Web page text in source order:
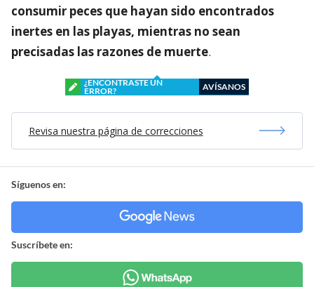
consumir peces que hayan sido encontrados
inertes en las playas, mientras no sean
precisadas las razones de muerte.
¿ENCONTRASTE UN
ERROR?
AVÍSANOS
Revisa nuestra página de correcciones
Síguenos en:
Suscríbete en: